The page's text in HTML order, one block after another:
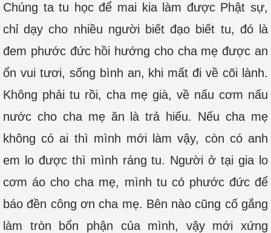
Chúng ta tu học để mai kia làm được Phật sự,
chỉ dạy cho nhiều người biết đạo biết tu, đó là
đem phước đức hồi hướng cho cha mẹ được an
ổn vui tươi, sống bình an, khi mất đi về cõi lành.
Không phải tu rồi, cha mẹ già, về nấu cơm nấu
nước cho cha mẹ ăn là trả hiếu. Nếu cha mẹ
không có ai thì mình mới làm vậy, còn có anh
em lo được thì mình ráng tu. Người ở tại gia lo
cơm áo cho cha mẹ, mình tu có phước đức để
báo đền công ơn cha mẹ. Bên nào cũng cố gắng
làm tròn bổn phận của mình, vậy mới xứng